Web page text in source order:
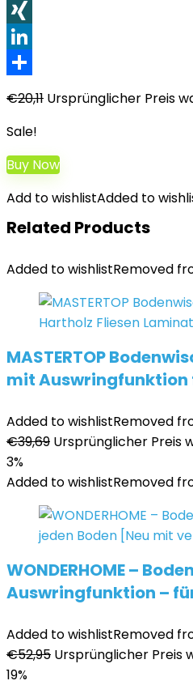
WhatsApp
XING
LinkedIn
€20,11 Ursprünglicher Preis
Sale!
Buy Now
Add to wishlistAdded to
Related Products
Added to wishlistRemoved
MASTERTOP
mit Auswringfunktion
Added to wishlistRemoved
€39,69 Ursprünglicher Preis
3%
Added to wishlistRemoved
WONDERHOME –
Auswringfunktion –
Added to wishlistRemoved
€52,95 Ursprünglicher Preis
19%